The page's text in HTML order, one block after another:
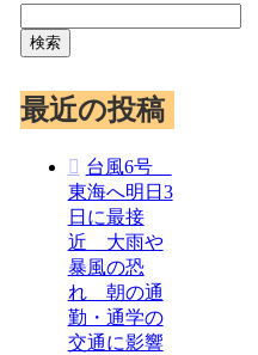
検索
最近の投稿
台風6号
東海へ明日3
日に最接
近 大雨や
暴風の恐
れ 朝の通
勤・通学の
交通に影響